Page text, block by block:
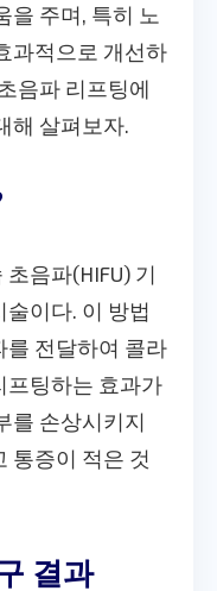
을 주며, 특히 노
과적으로 개선하
음파 리프팅에
해 살펴보자.
음파(HIFU) 기
이다. 이 방법
를 전달하여 콜라
프팅하는 효과가
를 손상시키지
통증이 적은 것
결과